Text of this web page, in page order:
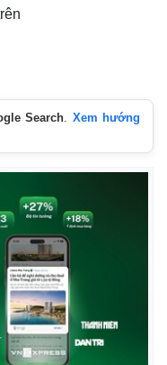
Search. Xem hướng